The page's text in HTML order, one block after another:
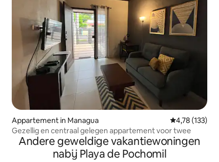
Appartement in Managua Gemiddelde
4,78 (133)
Gezellig en centraal gelegen appartement voor twee
Andere geweldige vakantiewoningen
nabij Playa de Pochomil